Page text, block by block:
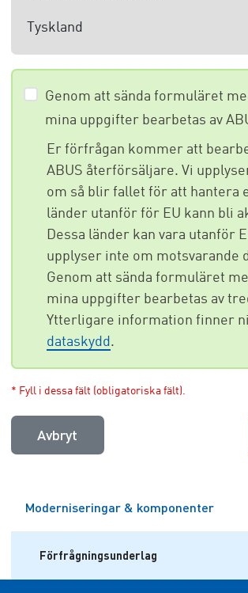
Moderniseringar & komponenter
Förfrågningsunderlag
Tyskland
Genom att sända formuläret
mina uppgifter bearbetas av
Er förfrågan kommer att
ABUS återförsäljare. Vi
om så blir fallet för att hantera
länder utanför för EU kann bli
Dessa länder kan vara utanför
upplyser inte om motsvarande
Genom att sända formuläret
mina uppgifter bearbetas av
Ytterligare information finner
dataskydd .
* Fyll i dessa fält (obligatoriska fält).
Avbryt